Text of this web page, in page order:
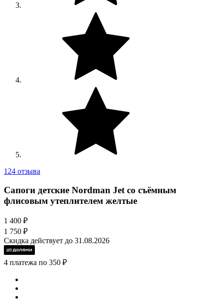
124 отзыва
Сапоги детские Nordman Jet со съёмным
флисовым утеплителем желтые
1 400 ₽
1 750 ₽
Скидка действует до 31.08.2026
4 платежа по 350 ₽